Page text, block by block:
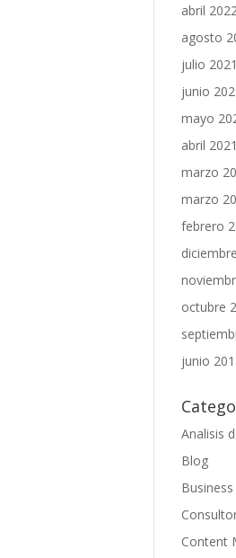
abril 2022
agosto
julio 2021
junio
mayo
abril 2021
marzo
marzo
febrero
octubre
junio
Analisis
Blog
Content